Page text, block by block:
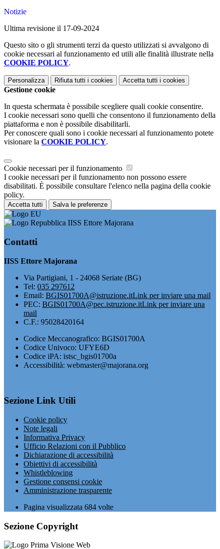
Notizie
Ultima revisione il 17-09-2024
Questo sito o gli strumenti terzi da questo utilizzati si avvalgono di
cookie necessari al funzionamento ed utili alle finalità illustrate nella
COOKIE POLICY.
Personalizza Rifiuta tutti i cookies Accetta tutti i cookies
Gestione cookie
In questa schermata è possibile scegliere quali cookie consentire.
I cookie necessari sono quelli che consentono il funzionamento della
piattaforma e non è possibile disabilitarli.
Per conoscere quali sono i cookie necessari al funzionamento potete
visionare la COOKIE POLICY.
Cookie necessari per il funzionamento
I cookie necessari per il funzionamento non possono essere
disabilitati. È possibile consultare l'elenco nella pagina della cookie
policy.
Accetta tutti Salva le preferenze
IISS Ettore Majorana
Contatti
IISS Ettore Majorana
Via Partigiani, 1 - 24068 Seriate (BG)
Tel: 035 297612
Email: BGIS01700A@istruzione.itLink per inviare una mail
PEC: BGIS01700A@pec.istruzione.itLink per inviare una
mail
C.F.: 95028420164
Codice Meccanografico: BGIS01700A
Codice Univoco: UFYE6D
Codice iPA: istsc_bgis01700a
Accessibilità: webmaster@majorana.org
Sezione Link Utili
Cookie policy
Note legali
Informativa Privacy
Ufficio Relazioni con il Pubblico
Dichiarazione di accessibilità
Obiettivi di accessibilità
Whistleblowing
Gestione consensi cookie
Amministrazione trasparente
Pagina visualizzata 684 volte
Sezione Copyright